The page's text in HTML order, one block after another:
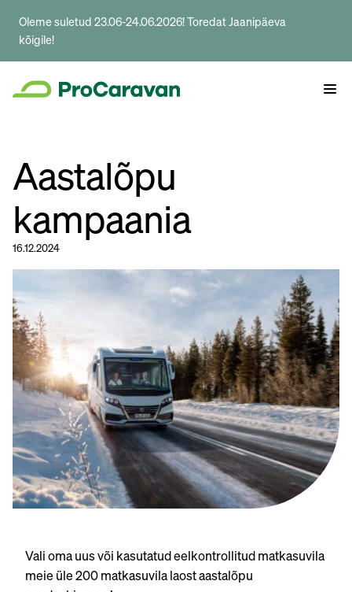
Oleme suletud 23.06-24.06.2026! Toredat Jaanipäeva
kõigile!
Aastalõpu
kampaania
16.12.2024
Vali oma uus või kasutatud eelkontrollitud matkasuvila
meie üle 200 matkasuvila laost aastalõpu